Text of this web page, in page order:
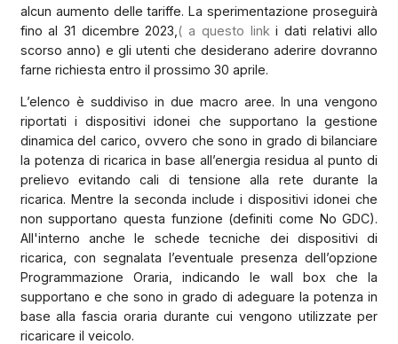
alcun aumento delle tariffe. La sperimentazione proseguirà
fino al 31 dicembre 2023, ( a questo link i dati relativi allo
scorso anno) e gli utenti che desiderano aderire dovranno
farne richiesta entro il prossimo 30 aprile.
L’elenco è suddiviso in due macro aree. In una vengono
riportati i dispositivi idonei che supportano la gestione
dinamica del carico, ovvero che sono in grado di bilanciare
la potenza di ricarica in base all’energia residua al punto di
prelievo evitando cali di tensione alla rete durante la
ricarica. Mentre la seconda include i dispositivi idonei che
non supportano questa funzione (definiti come No GDC).
All'interno anche le schede tecniche dei dispositivi di
ricarica, con segnalata l’eventuale presenza dell’opzione
Programmazione Oraria, indicando le wall box che la
supportano e che sono in grado di adeguare la potenza in
base alla fascia oraria durante cui vengono utilizzate per
ricaricare il veicolo.